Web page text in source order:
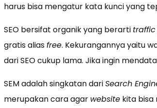
harus bisa mengatur kata kunci yang
SEO bersifat organik yang berarti traffic
gratis aliasfree. Kekurangannya yaitu
dari SEO cukup lama. Jika ingin
SEM adalah singkatan dariSearch
merupakan cara agar website kita bisa